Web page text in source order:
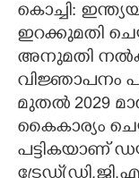
CARTOONS
LITERATURE
ZOOM
CONTACT US
കൊച്ചി:
ഇറക്കുമതി
അനുമതി
വിജ്ഞാപനം
മുതൽ 2029
കൈകാര്യം
പട്ടികയാണ്